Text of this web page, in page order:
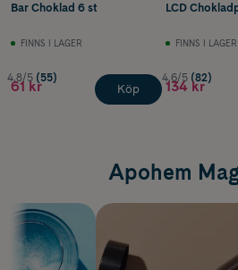
Bar Choklad 6 st
FINNS I LAGER
4.8/5 (55)
61 kr Köp
LCD
FINNS I LAGER
4.6/5 (82)
134 kr
Apohem